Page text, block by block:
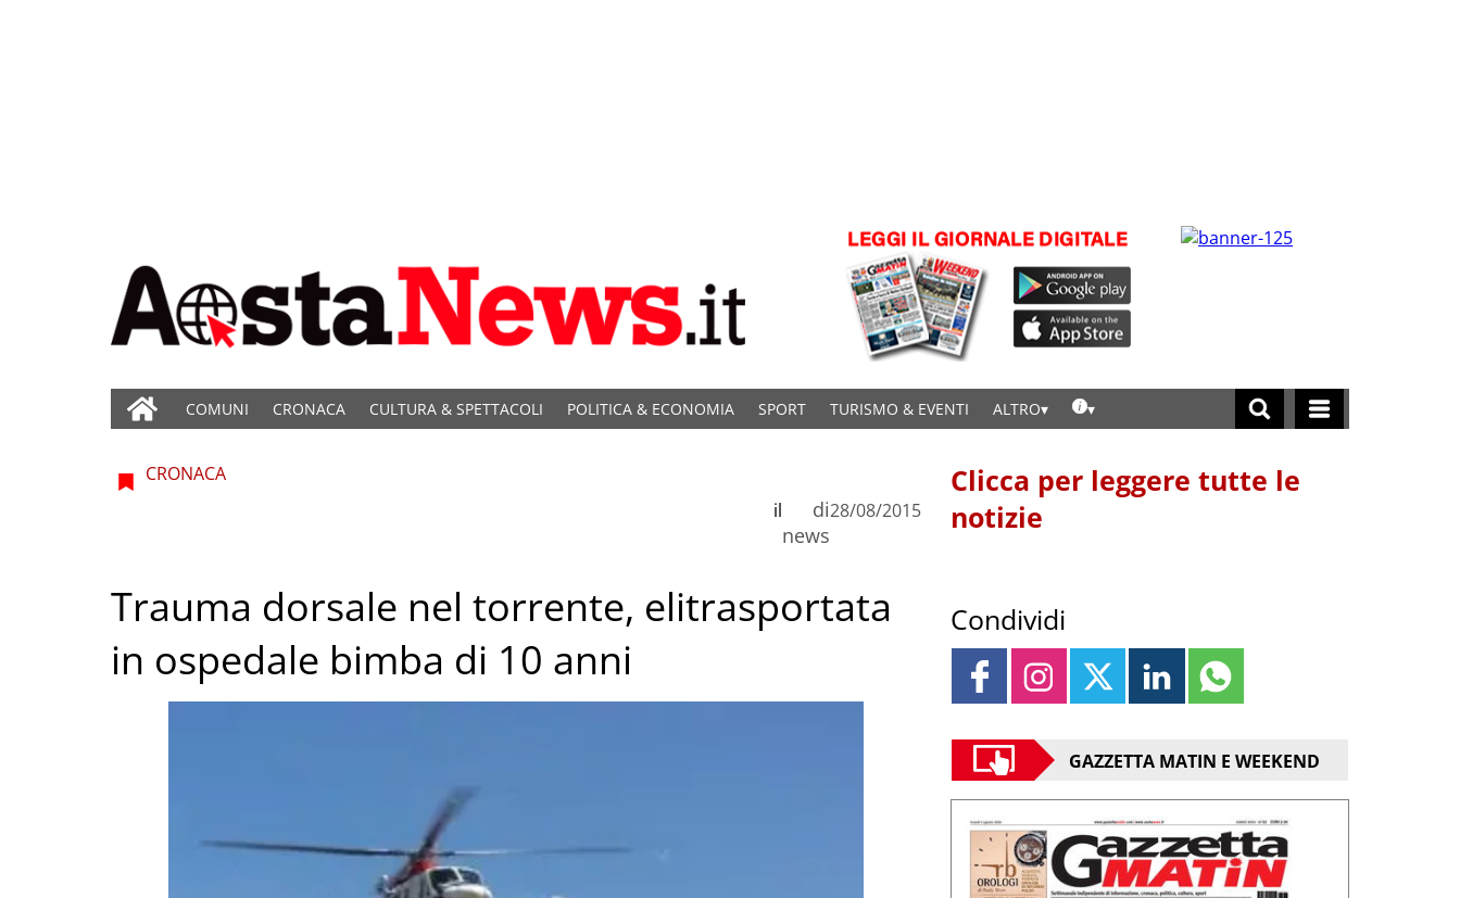
COMUNI CRONACA CULTURA & SPETTACOLI POLITICA & ECONOMIA SPORT TURISMO & EVENTI ALTRO
CRONACA
di
news
il 28/08/2015
Trauma dorsale nel torrente, elitrasportata
in ospedale bimba di 10 anni
Clicca per leggere tutte le
notizie
Condividi
GAZZETTA MATIN E WEEKEND